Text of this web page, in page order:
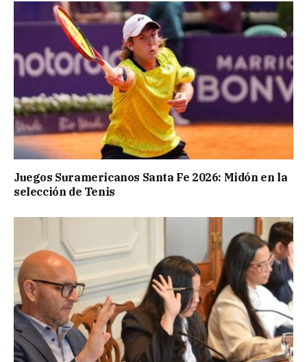
Juegos Suramericanos Santa Fe 2026: Midón en la
selección de Tenis